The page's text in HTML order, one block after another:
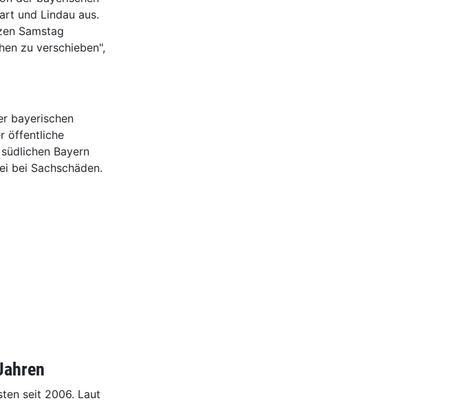
und Lindau aus.
Samstag
zu verschieben",
bayerischen
öffentliche
Bayern
bei Sachschäden.
seit 2006. Laut